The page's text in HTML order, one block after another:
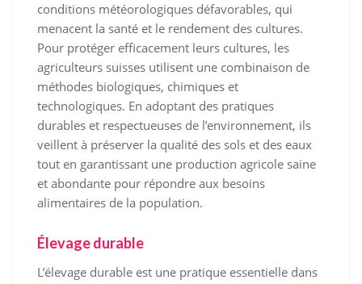
conditions météorologiques défavorables, qui
menacent la santé et le rendement des cultures.
Pour protéger efficacement leurs cultures, les
agriculteurs suisses utilisent une combinaison de
méthodes biologiques, chimiques et
technologiques. En adoptant des pratiques
durables et respectueuses de l’environnement, ils
veillent à préserver la qualité des sols et des eaux
tout en garantissant une production agricole saine
et abondante pour répondre aux besoins
alimentaires de la population.
Élevage durable
L’élevage durable est une pratique essentielle dans